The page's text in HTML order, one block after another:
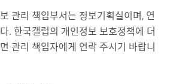
관리 책임부서는 정보기획실이며, 연
. 한국갤럽의 개인정보 보호정책에 더
관리 책임자에게 연락 주시기 바랍니